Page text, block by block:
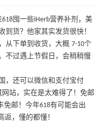
囤一些iHerb营养补剂，美
到货？他家其实发货很快！
从下单到收货，大概 7-10个
不过遇上节假日，会稍稍慢
，还可以微信和支付宝付
站，实在是太难得了！免邮
免邮！今年618有可能会出
返，懂的都懂！